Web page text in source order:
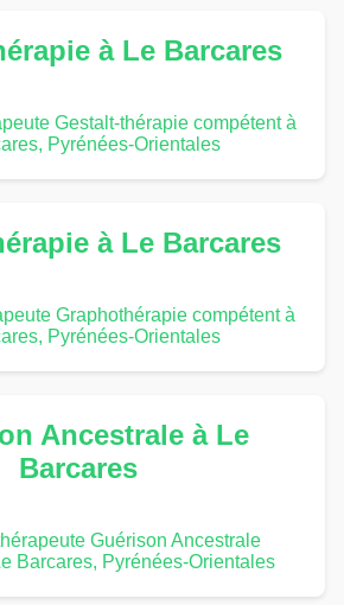
à Le Barcares
Gestalt-thérapie compétent à
Pyrénées-Orientales
à Le Barcares
Graphothérapie compétent à
Pyrénées-Orientales
Ancestrale à Le
Barcares
Guérison Ancestrale
Barcares, Pyrénées-Orientales